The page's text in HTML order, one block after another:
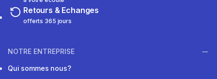
Retours & Echanges
offerts 365 jours
NOTRE ENTREPRISE
Qui sommes nous?